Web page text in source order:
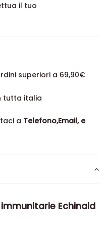
il tuo
superiori a 69,90€
tutta italia
a Telefono,Email, e
Echinaid